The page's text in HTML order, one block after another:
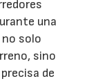
una
solo
sino
de